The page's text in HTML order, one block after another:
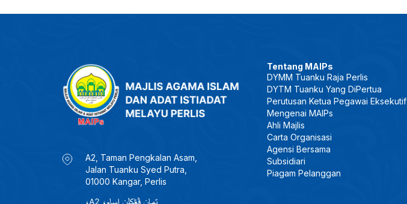
A2, Taman Pengkalan Asam,
Jalan Tuanku Syed Putra,
01000 Kangar, Perlis
Tentang MAIPs
DYMM Tuanku Raja Perlis
DYTM Tuanku Yang DiPertua
Perutusan Ketua Pegawai Eksekutif
Mengenai MAIPs
Ahli Majlis
Carta Organisasi
Agensi Bersama
Subsidiari
Piagam Pelanggan